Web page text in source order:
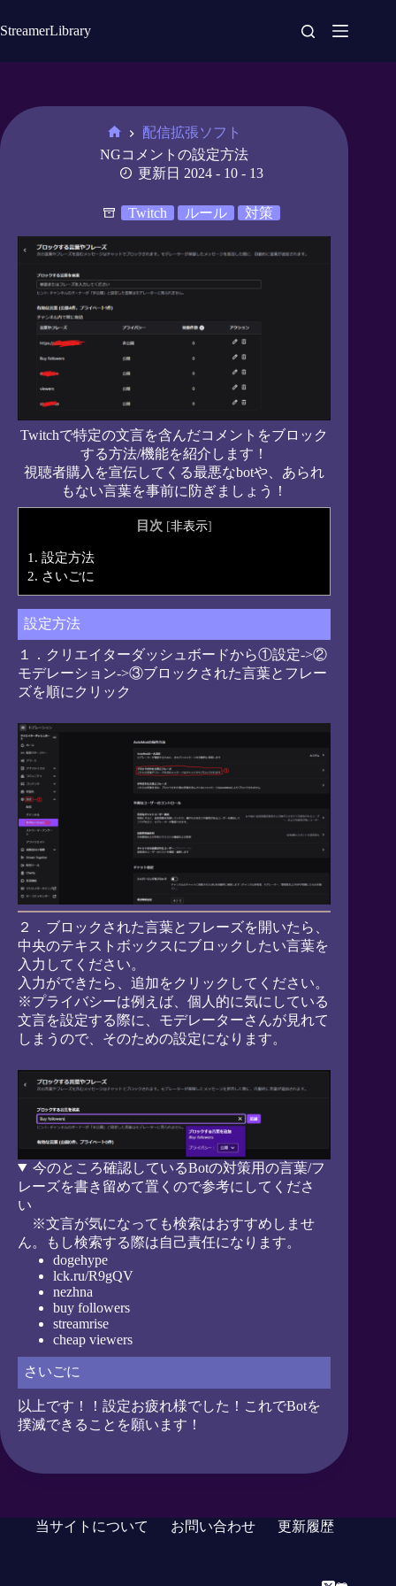
ン
ス
キ
StreamerLibrary
ホ
ー
配信拡張ソフト
NGコメントの設定方法
更新日 2024 - 10 - 13
Twitch ルール 対策
Twitchで特定の文言を含んだコメントをブロック
する方法/機能を紹介します！
視聴者購入を宣伝してくる最悪なbotや、あられ
もない言葉を事前に防ぎましょう！
目次 [非表示]
1. 設定方法
2. さいごに
設定方法
１．クリエイターダッシュボードから①設定->②
モデレーション->③ブロックされた言葉とフレー
ズを順にクリック
２．ブロックされた言葉とフレーズを開いたら、
中央のテキストボックスにブロックしたい言葉を
入力してください。
入力ができたら、追加をクリックしてください。
※プライバシーは例えば、個人的に気にしている
文言を設定する際に、モデレーターさんが見れて
しまうので、そのための設定になります。
今のところ確認しているBotの対策用の言葉/フ
レーズを書き留めて置くので参考にしてくださ
い
※文言が気になっても検索はおすすめしませ
ん。もし検索する際は自己責任になります。
dogehype
lck.ru/R9gQV
nezhna
buy followers
streamrise
cheap viewers
さいごに
以上です！！設定お疲れ様でした！これでBotを
撲滅できることを願います！
当サイトについて お問い合わせ 更新履歴